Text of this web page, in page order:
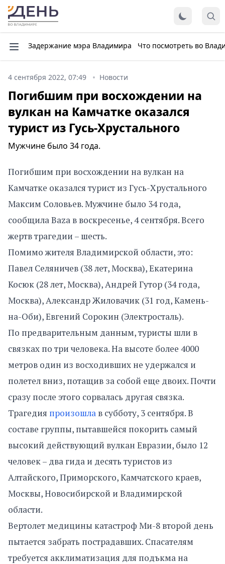
Задержание мэра Владимира Что посмотреть во
4 сентября 2022, 07:49 Новости
Погибшим при восхождении на
вулкан на Камчатке оказался
турист из Гусь-Хрустального
Мужчине было 34 года.
Погибшим при восхождении на вулкан на
Камчатке оказался турист из Гусь-Хрустального
Максим Соловьев. Мужчине было 34 года,
сообщила Baza в воскресенье, 4 сентября. Всего
жертв трагедии – шесть.
Помимо жителя Владимирской области, это:
Павел Селяничев (38 лет, Москва), Екатерина
Косюк (28 лет, Москва), Андрей Гутор (34 года,
Москва), Александр Жиловачик (31 год, Камень-
на-Оби), Евгений Сорокин (Электросталь).
По предварительным данным, туристы шли в
связках по три человека. На высоте более 4000
метров один из восходивших не удержался и
полетел вниз, потащив за собой еще двоих. Почти
сразу после этого сорвалась другая связка.
Трагедия произошла в субботу, 3 сентября. В
составе группы, пытавшейся покорить самый
высокий действующий вулкан Евразии, было 12
человек – два гида и десять туристов из
Алтайского, Приморского, Камчатского краев,
Москвы, Новосибирской и Владимирской
области.
Вертолет медицины катастроф Ми-8 второй день
пытается забрать пострадавших. Спасателям
требуется акклиматизация для подъкма на